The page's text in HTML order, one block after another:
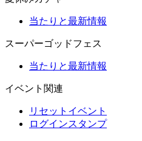
当たりと最新情報
スーパーゴッドフェス
当たりと最新情報
イベント関連
リセットイベント
ログインスタンプ